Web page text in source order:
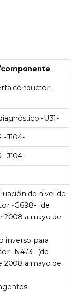
componente
conductor -
-U31-
-J104-
-J104-
de nivel de
-G698- (de
2008 a mayo de
inverso para
-N473- (de
2008 a mayo de